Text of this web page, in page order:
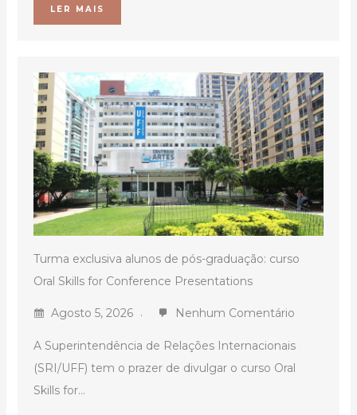
LER MAIS
Turma exclusiva alunos de pós-graduação: curso
Oral Skills for Conference Presentations
Agosto 5, 2026 Nenhum Comentário
A Superintendência de Relações Internacionais
(SRI/UFF) tem o prazer de divulgar o curso Oral
Skills for...